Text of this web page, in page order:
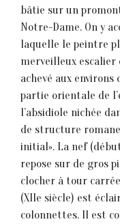
bâtie sur un
Notre-Dame. On y
laquelle le peintre
merveilleux
achevé aux
partie orientale de
l’absidiole nichée
de structure
initial». La nef
repose sur de gros
clocher à tour
(XIIe siècle) est
colonnettes. Il est